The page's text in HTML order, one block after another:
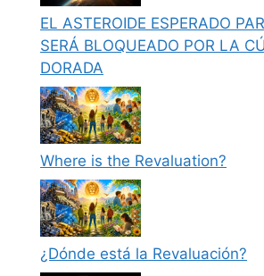
EL ASTEROIDE ESPERADO
SERÁ BLOQUEADO POR LA
DORADA
Where is the Revaluation?
¿Dónde está la Revaluación?